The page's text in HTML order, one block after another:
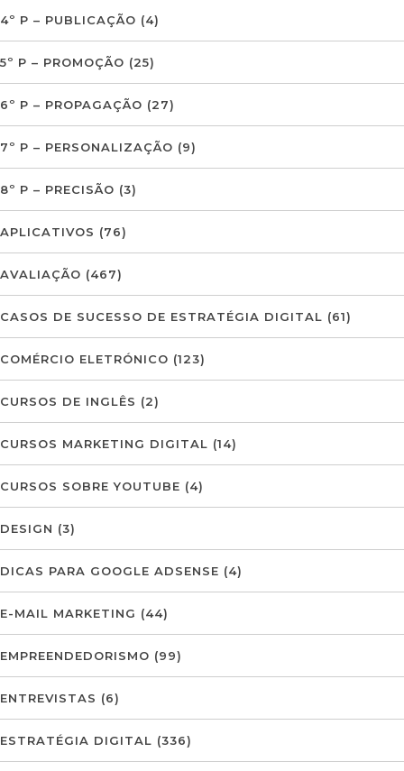
4º P – PUBLICAÇÃO (4)
5º P – PROMOÇÃO (25)
6º P – PROPAGAÇÃO (27)
7º P – PERSONALIZAÇÃO (9)
8º P – PRECISÃO (3)
APLICATIVOS (76)
AVALIAÇÃO (467)
CASOS DE SUCESSO DE ESTRATÉGIA DIGITAL (61)
COMÉRCIO ELETRÓNICO (123)
CURSOS DE INGLÊS (2)
CURSOS MARKETING DIGITAL (14)
CURSOS SOBRE YOUTUBE (4)
DESIGN (3)
DICAS PARA GOOGLE ADSENSE (4)
E-MAIL MARKETING (44)
EMPREENDEDORISMO (99)
ENTREVISTAS (6)
ESTRATÉGIA DIGITAL (336)